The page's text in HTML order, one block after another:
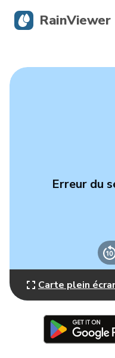
Erreur du
Carte plein
RainViewer